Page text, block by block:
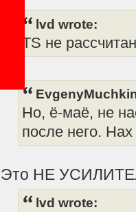
lvd wrote:
TS не
Но, ё-маё, не
после него.
Это НЕ
lvd wrote: